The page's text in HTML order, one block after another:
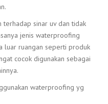
terhadap sinar uv dan tidak
jenis waterproofing
luar ruangan seperti produk
cocok digunakan sebagai
waterproofing yg